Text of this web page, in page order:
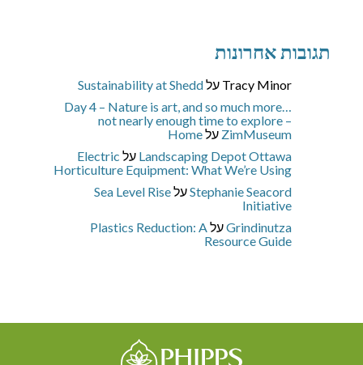
תגובות אחרונות
Tracy Minor עלSustainability at Shedd
Day 4 – Nature is art, and so much more…
not nearly enough time to explore –
ZimMuseum עלHome
Landscaping Depot Ottawa על Electric
Horticulture Equipment: What We’re Using
Stephanie SeacordעלSea Level Rise
Initiative
GrindinutzaעלPlastics Reduction: A
Resource Guide